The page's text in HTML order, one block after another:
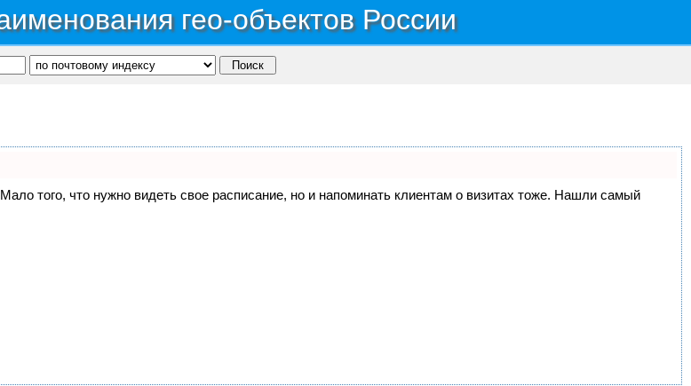
гео-объектов России
того, что нужно видеть свое расписание, но и напоминать клиентам о визитах тоже. Нашли самый